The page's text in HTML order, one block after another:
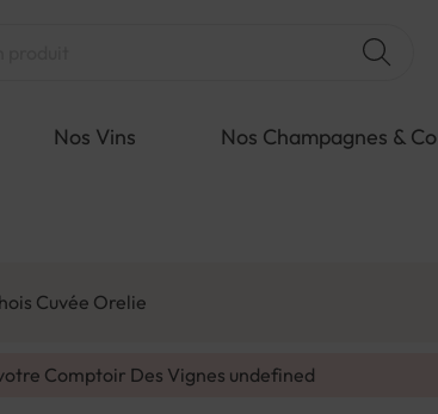
Nos Vins Nos Champagnes & Co
Cuvée Orelie
Comptoir Des Vignes undefined